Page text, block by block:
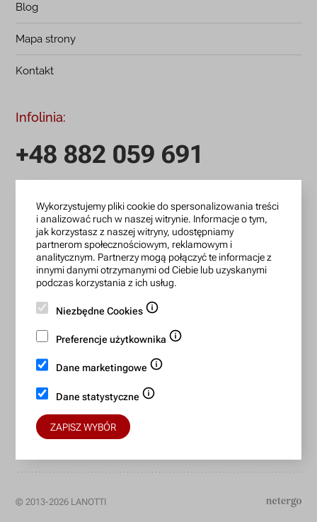
Blog
Mapa strony
Kontakt
Infolinia:
+48 882 059 691
zamowienia@lanotti.com
Pisząc w sprawie swojego zamówienia podaj w tytule
wiadomości numer, który otrzymałeś w potwierdzeniu.
Konto bankowe:
15 1140 2004 0000 3702 7470 6466
Bezpieczne płatności:
© 2013-2026 LANOTTI
Wykorzystujemy pliki cookie do spersonalizowania treści
i analizować ruch w naszej witrynie. Informacje o tym,
jak korzystasz z naszej witryny, udostępniamy
partnerom społecznościowym, reklamowym i
analitycznym. Partnerzy mogą połączyć te informacje z
innymi danymi otrzymanymi od Ciebie lub uzyskanymi
podczas korzystania z ich usług.
Niezbędne Cookies
Preferencje użytkownika
Dane marketingowe
Dane statystyczne
ZAPISZ WYBÓR